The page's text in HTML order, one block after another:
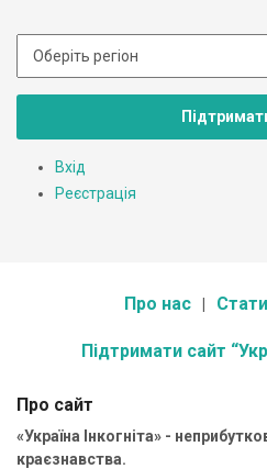
Вхід
Реєстрація
Про нас
Підтримати сайт
Про сайт
«Україна Інкогніта» -
краєзнавства.